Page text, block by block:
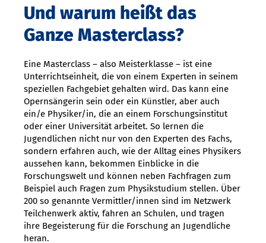
Und warum heißt das
Ganze Masterclass?
Eine Masterclass – also Meisterklasse – ist eine
Unterrichtseinheit, die von einem Experten in seinem
speziellen Fachgebiet gehalten wird. Das kann eine
Opernsängerin sein oder ein Künstler, aber auch
ein/e Physiker/in, die an einem Forschungsinstitut
oder einer Universität arbeitet. So lernen die
Jugendlichen nicht nur von den Experten des Fachs,
sondern erfahren auch, wie der Alltag eines Physikers
aussehen kann, bekommen Einblicke in die
Forschungswelt und können neben Fachfragen zum
Beispiel auch Fragen zum Physikstudium stellen. Über
200 so genannte Vermittler/innen sind im Netzwerk
Teilchenwerk aktiv, fahren an Schulen, und tragen
ihre Begeisterung für die Forschung an Jugendliche
heran.